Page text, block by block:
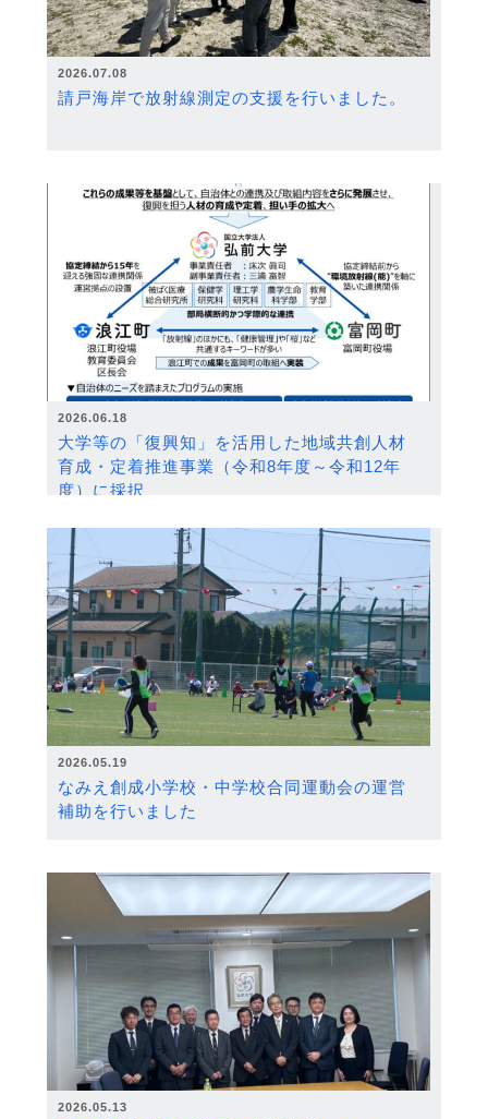
2026.07.08
請戸海岸で放射線測定の支援を行いました。
2026.06.18
大学等の「復興知」を活用した地域共創人材
育成・定着推進事業（令和8年度～令和12年
度）に採択
2026.05.19
なみえ創成小学校・中学校合同運動会の運営
補助を行いました
2026.05.13